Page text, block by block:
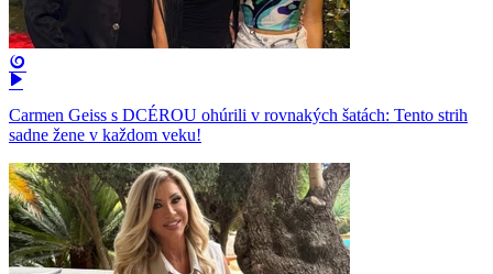
Carmen Geiss s DCÉROU ohúrili v rovnakých šatách: Tento strih
sadne žene v každom veku!